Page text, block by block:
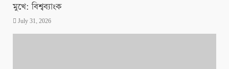
মুখে: বিশ্বব্যাংক
July 31, 2026